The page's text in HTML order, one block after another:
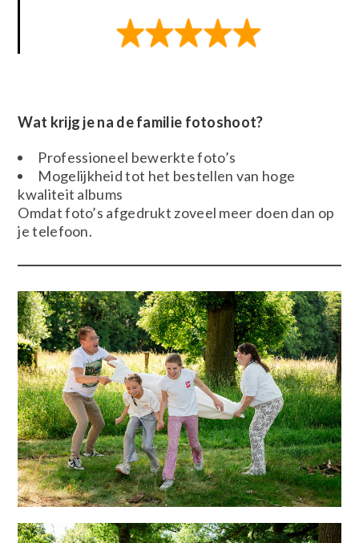
Wat krijg je na de familie fotoshoot?
Professioneel bewerkte foto’s
Mogelijkheid tot het bestellen van hoge
kwaliteit albums
Omdat foto’s afgedrukt zoveel meer doen dan op
je telefoon.